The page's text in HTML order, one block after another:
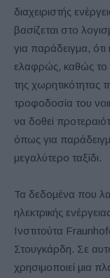
διαχειριστής
βασίζεται στο
για παράδειγμα,
ελαφρώς, καθώς το
της χωρητικότητας
τροφοδοσία του
να δοθεί
όπως για
μεγαλύτερο ταξίδι.
Τα δεδομένα που
ηλεκτρικής
Ινστιτούτα
Στουγκάρδη. Σε
χρησιμοποιεί μια